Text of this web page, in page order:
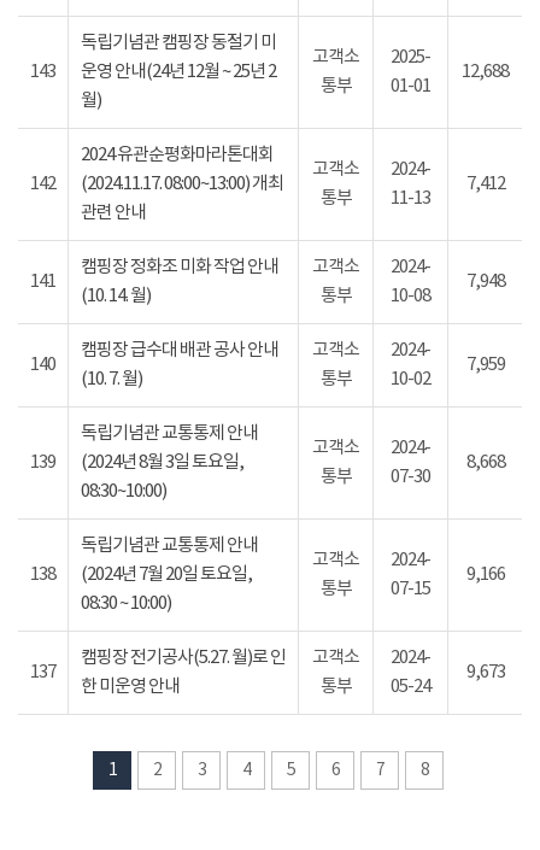
143
독립기념관 캠핑장 동절기 미
운영 안내(24년 12월 ~ 25년 2
월)
고객소
통부
2025-
01-01
12,688
142
2024 유관순평화마라톤대회
(2024.11.17. 08:00~13:00) 개최
관련 안내
고객소
통부
2024-
11-13
7,412
141
캠핑장 정화조 미화 작업 안내
(10. 14. 월)
고객소
통부
2024-
10-08
7,948
140
캠핑장 급수대 배관 공사 안내
(10. 7. 월)
고객소
통부
2024-
10-02
7,959
139
독립기념관 교통통제 안내
(2024년 8월 3일 토요일,
08:30~10:00)
고객소
통부
2024-
07-30
8,668
138
독립기념관 교통통제 안내
(2024년 7월 20일 토요일,
08:30 ~ 10:00)
고객소
통부
2024-
07-15
9,166
137
캠핑장 전기공사(5.27. 월)로 인
한 미운영 안내
고객소
통부
2024-
05-24
9,673
1 2 3 4 5 6 7 8